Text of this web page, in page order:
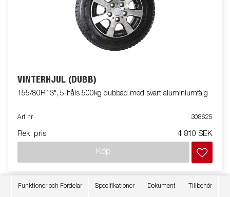
Funktioner och Fördelar Specifikationer Dokument Tillbehör
VINTERHJUL (DUBB)
155/80R13", 5-håls 500kg dubbad med svart aluminiumfälg
Art nr 308625
Rek. pris 4 810 SEK
Köp